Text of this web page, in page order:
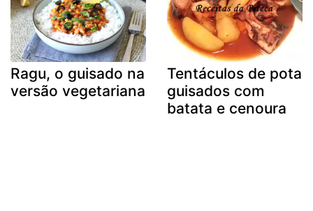
Ragu, o guisado na
versão vegetariana
Tentáculos de pota
guisados com
batata e cenoura